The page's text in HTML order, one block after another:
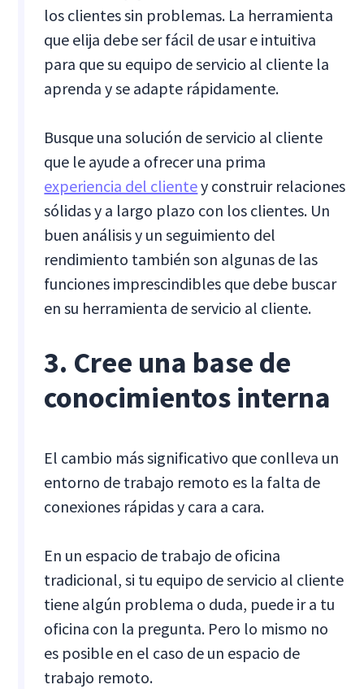
los clientes sin problemas. La herramienta
que elija debe ser fácil de usar e intuitiva
para que su equipo de servicio al cliente la
aprenda y se adapte rápidamente.
Busque una solución de servicio al cliente
que le ayude a ofrecer una prima
experiencia del clientey construir relaciones
sólidas y a largo plazo con los clientes. Un
buen análisis y un seguimiento del
rendimiento también son algunas de las
funciones imprescindibles que debe buscar
en su herramienta de servicio al cliente.
3. Cree una base de
conocimientos interna
El cambio más significativo que conlleva un
entorno de trabajo remoto es la falta de
conexiones rápidas y cara a cara.
En un espacio de trabajo de oficina
tradicional, si tu equipo de servicio al cliente
tiene algún problema o duda, puede ir a tu
oficina con la pregunta. Pero lo mismo no
es posible en el caso de un espacio de
trabajo remoto.